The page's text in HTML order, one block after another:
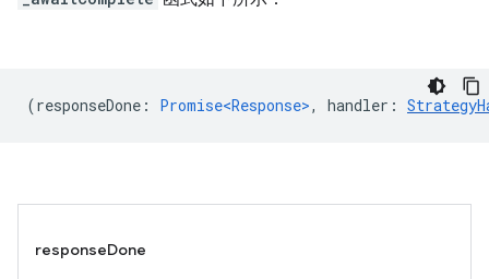
(responseDone : Promise<Response>, handler :
responseDone